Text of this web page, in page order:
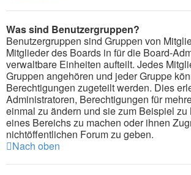
Was sind Benutzergruppen?
Benutzergruppen sind Gruppen von
Mitglieder des Boards in für die Board-
verwaltbare Einheiten aufteilt. Jedes
Gruppen angehören und jeder Gruppe
Berechtigungen zugeteilt werden. Dies
Administratoren, Berechtigungen für
einmal zu ändern und sie zum Beispiel zu
eines Bereichs zu machen oder ihnen
nichtöffentlichen Forum zu geben.
Nach oben